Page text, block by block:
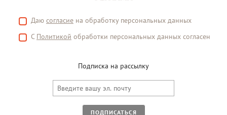
Даю согласие на обработку персональных данных
С Политикой обработки персональных данных согласен
Подписка на рассылку
ПОДПИСАТЬСЯ